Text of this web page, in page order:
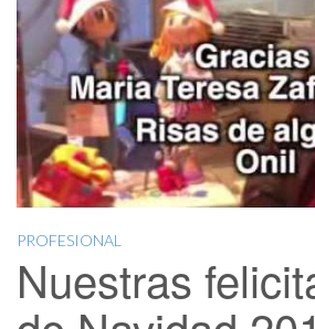
PROFESIONAL
Nuestras